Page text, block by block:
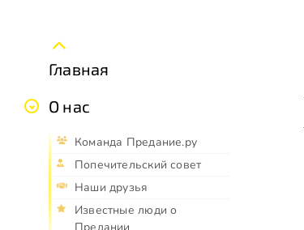
Главная
О нас
Команда Предание.ру
Попечительский совет
Наши друзья
Известные люди о